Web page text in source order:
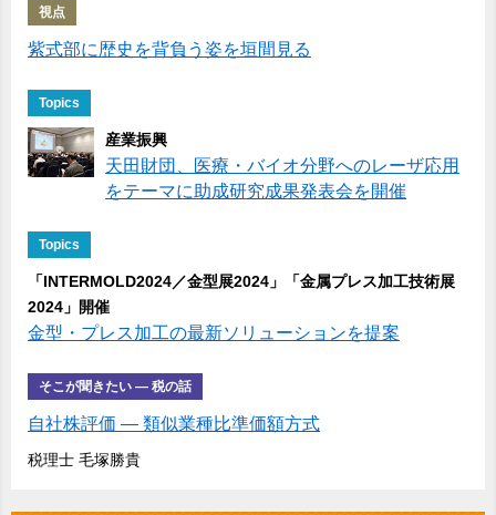
視点
紫式部に歴史を背負う姿を垣間見る
Topics
産業振興
天田財団、医療・バイオ分野へのレーザ応用
をテーマに助成研究成果発表会を開催
Topics
「INTERMOLD2024／金型展2024」「金属プレス加工技術展
2024」開催
金型・プレス加工の最新ソリューションを提案
そこが聞きたい ― 税の話
自社株評価 ― 類似業種比準価額方式
税理士 毛塚勝貴